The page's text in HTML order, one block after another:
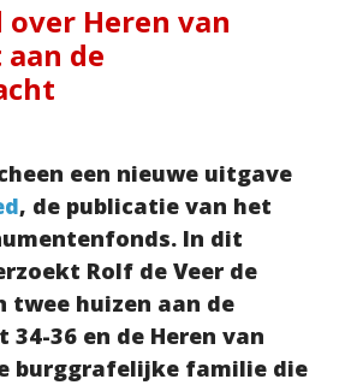
over Heren van
de
een nieuwe uitgave
, de publicatie van het
In dit
Rolf de Veer de
twee huizen aan de
34-36 en de Heren van
burggrafelijke familie die